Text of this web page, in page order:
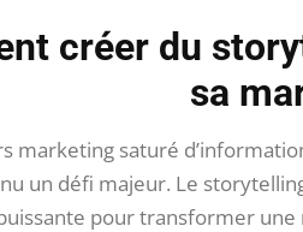
créer du
sa
marketing saturé
un défi majeur. Le
pour transformer